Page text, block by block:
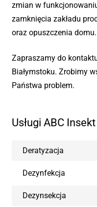
zmian w
zamknięcia zakładu
oraz opuszczenia domu.
Zapraszamy do
Białymstoku. Zrobimy
Państwa problem.
Usługi ABC Insekt
Deratyzacja
Dezynfekcja
Dezynsekcja